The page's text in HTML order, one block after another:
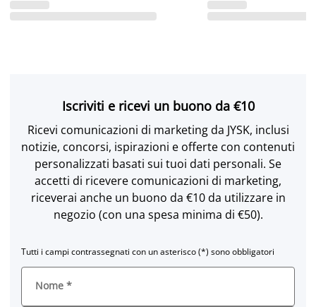
Iscriviti e ricevi un buono da €10
Ricevi comunicazioni di marketing da JYSK, inclusi
notizie, concorsi, ispirazioni e offerte con contenuti
personalizzati basati sui tuoi dati personali. Se
accetti di ricevere comunicazioni di marketing,
riceverai anche un buono da €10 da utilizzare in
negozio (con una spesa minima di €50).
Tutti i campi contrassegnati con un asterisco (*) sono obbligatori
Nome *